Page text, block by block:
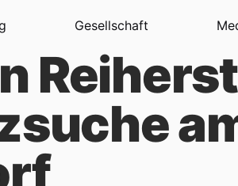
Gesellschaft